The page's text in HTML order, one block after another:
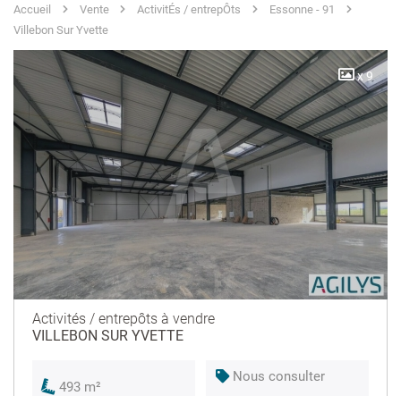
Accueil Vente ActivitÉs / entrepÔts
Essonne - 91
Villebon Sur Yvette
x 9
Activités / entrepôts à vendre
VILLEBON SUR YVETTE
493 m²
Nous consulter